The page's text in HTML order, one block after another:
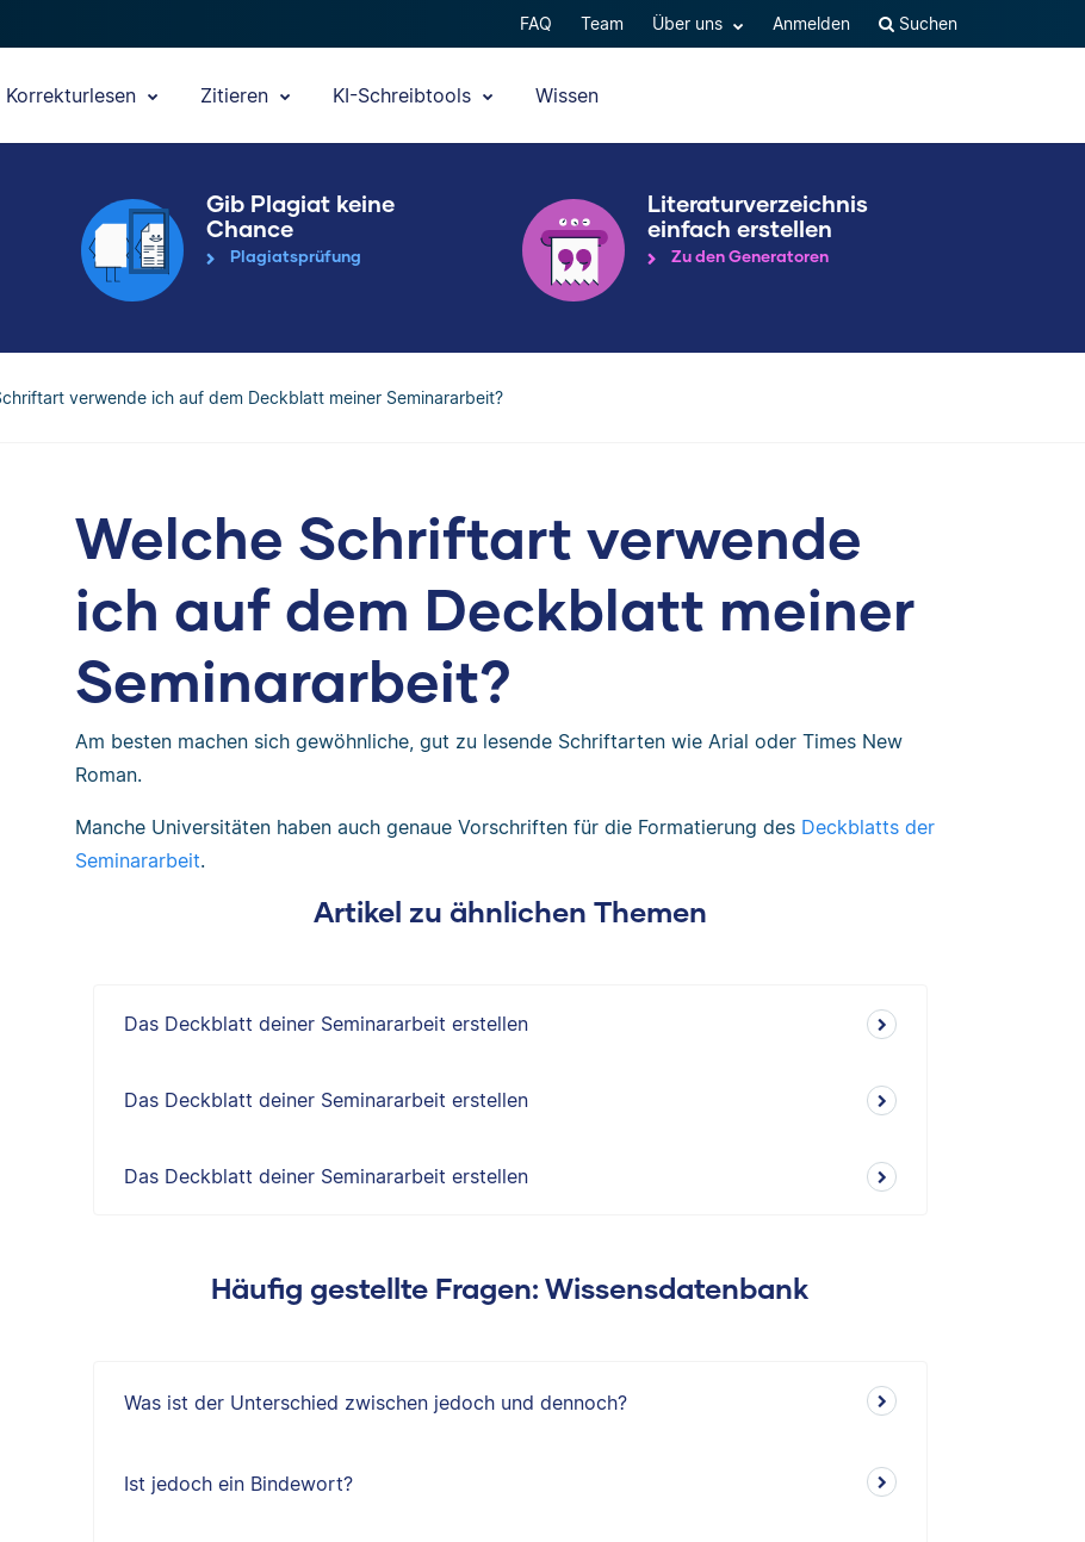
FAQ Team Über uns Anmelden Suchen
Korrekturlesen Zitieren KI-Schreibtools Wissen
Gib Plagiat keine
Chance
Plagiatsprüfung
Literaturverzeichnis
einfach erstellen
Zu den Generatoren
verwende ich auf dem Deckblatt meiner Seminararbeit?
Welche Schriftart verwende
ich auf dem Deckblatt meiner
Seminararbeit?
Am besten machen sich gewöhnliche, gut zu lesende Schriftarten wie Arial oder Times New
Roman.
Manche Universitäten haben auch genaue Vorschriften für die Formatierung des Deckblatts der
Seminararbeit.
Artikel zu ähnlichen Themen
Das Deckblatt deiner Seminararbeit erstellen
Das Deckblatt deiner Seminararbeit erstellen
Das Deckblatt deiner Seminararbeit erstellen
Häufig gestellte Fragen: Wissensdatenbank
Was ist der Unterschied zwischen jedoch und dennoch?
Ist jedoch ein Bindewort?